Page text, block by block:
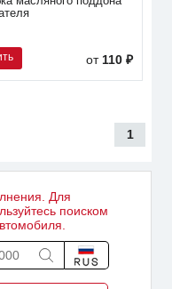
от 110 ₽
1
Для
поиском